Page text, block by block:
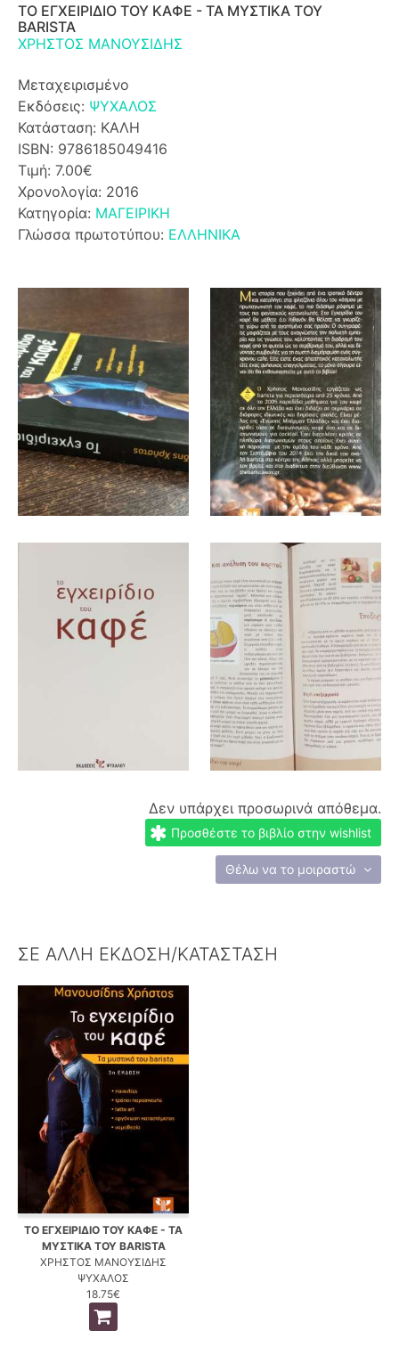
ΤΟ ΕΓΧΕΙΡΙΔΙΟ ΤΟΥ ΚΑΦΕ - ΤΑ ΜΥΣΤΙΚΑ ΤΟΥ
BARISTA
ΧΡΗΣΤΟΣ ΜΑΝΟΥΣΙΔΗΣ
Μεταχειρισμένο
Εκδόσεις: ΨΥΧΑΛΟΣ
Κατάσταση: ΚΑΛΗ
ISBN: 9786185049416
Τιμή: 7.00€
Χρονολογία: 2016
Κατηγορία: ΜΑΓΕΙΡΙΚΗ
Γλώσσα πρωτοτύπου: ΕΛΛΗΝΙΚΑ
Δεν υπάρχει προσωρινά απόθεμα.
Προσθέστε το βιβλίο στην wishlist
Θέλω να το μοιραστώ
ΣΕ ΑΛΛΗ ΕΚΔΟΣΗ/ΚΑΤΑΣΤΑΣΗ
ΤΟ ΕΓΧΕΙΡΙΔΙΟ ΤΟΥ ΚΑΦΕ - ΤΑ
ΜΥΣΤΙΚΑ ΤΟΥ BARISTA
ΧΡΗΣΤΟΣ ΜΑΝΟΥΣΙΔΗΣ
ΨΥΧΑΛΟΣ
18.75€